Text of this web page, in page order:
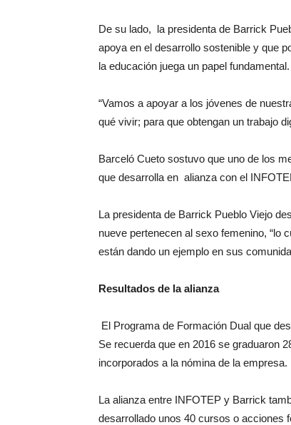
De su lado, la presidenta de Barrick
apoya en el desarrollo sostenible y que
la educación juega un papel fundamental.
“Vamos a apoyar a los jóvenes de
qué vivir; para que obtengan un trabajo
Barceló Cueto sostuvo que uno de los
que desarrolla en alianza con el
La presidenta de Barrick Pueblo Viejo
nueve pertenecen al sexo femenino, “lo
están dando un ejemplo en sus
Resultados de la alianza
El Programa de Formación Dual que
Se recuerda que en 2016 se graduaron
incorporados a la nómina de la empresa.
La alianza entre INFOTEP y Barrick
desarrollado unos 40 cursos o acciones